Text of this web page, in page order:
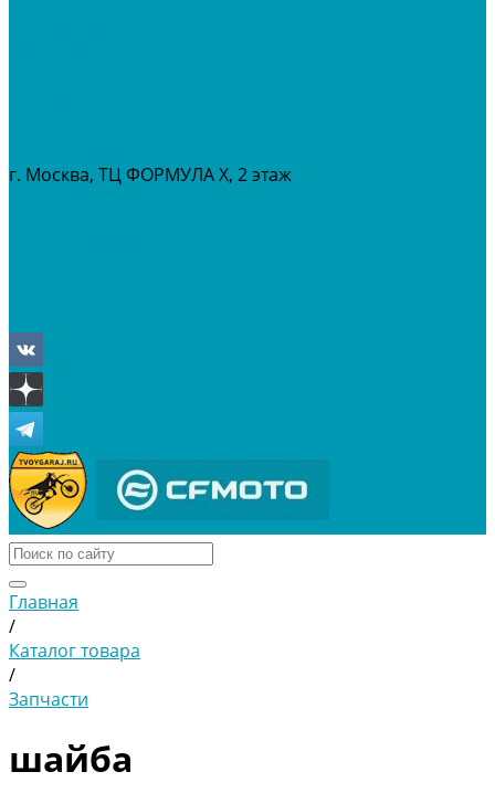
г. Москва, ТЦ ФОРМУЛА Х, 2 этаж
Главная
/
Каталог товара
/
Запчасти
шайба